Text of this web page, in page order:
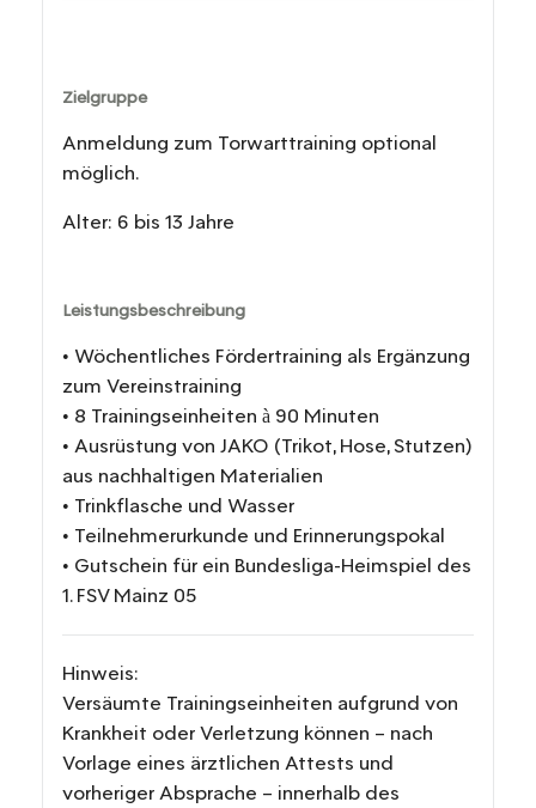
Zielgruppe
Anmeldung zum Torwarttraining optional
möglich.
Alter: 6 bis 13 Jahre
Leistungsbeschreibung
• Wöchentliches Fördertraining als Ergänzung
zum Vereinstraining
• 8 Trainingseinheiten à 90 Minuten
• Ausrüstung von JAKO (Trikot, Hose, Stutzen)
aus nachhaltigen Materialien
• Trinkflasche und Wasser
• Teilnehmerurkunde und Erinnerungspokal
• Gutschein für ein Bundesliga-Heimspiel des
1. FSV Mainz 05
Hinweis:
Versäumte Trainingseinheiten aufgrund von
Krankheit oder Verletzung können – nach
Vorlage eines ärztlichen Attests und
vorheriger Absprache – innerhalb des